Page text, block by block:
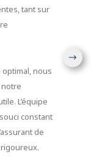
tant sur
nous
notre
L’équipe
constant
de